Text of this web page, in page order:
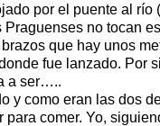
por el puente al río
Praguenses no tocan
que hay unos
fue lanzado. Por
a ser…..
y como eran las dos
para comer. Yo,